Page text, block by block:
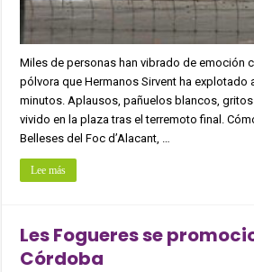
Miles de personas han vibrado de emoción
pólvora que Hermanos Sirvent ha explotado
minutos. Aplausos, pañuelos blancos,
vivido en la plaza tras el terremoto final.
Belleses del Foc d’Alacant, …
Lee más
Les Fogueres se
Córdoba